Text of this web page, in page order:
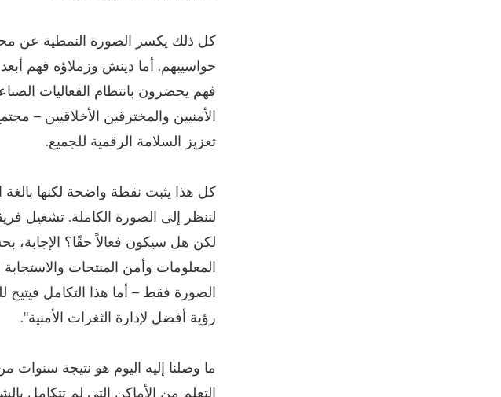
كل ذلك يكسر الصورة النمطية عن
حواسيبهم. أما دينش وزملاؤه فهم
فهم يحضرون بانتظام الفعاليات
الأمنيين والمخترقين الأخلاقيين –
تعزيز السلامة الرقمية للجميع.
كل هذا يثبت نقطة واضحة لكنها
لننظر إلى الصورة الكاملة. تشغيل
لكن هل سيكون فعالاً حقًا؟ الإجابة،
المعلومات وأمن المنتجات
الصورة فقط – أما هذا التكامل فيتيح
رؤية أفضل لإدارة الثغرات الأمنية".
ما وصلنا إليه اليوم هو نتيجة
التعلم من الأماكن التي لم تتكامل